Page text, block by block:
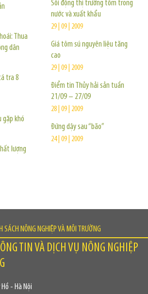
Thua
dân
tra 8
gặp khó
lượng
Sôi động thị trường tôm trong
nước và xuất khẩu
29 | 09 | 2009
Giá tôm sú nguyên liệu tăng
cao
29 | 09 | 2009
Điểm tin Thủy hải sản tuần
21/09 – 27/09
28 | 09 | 2009
Đứng dậy sau “bão”
24 | 09 | 2009
SÁCH NÔNG NGHIỆP VÀ MÔI TRƯỜNG
TIN VÀ DỊCH VỤ NÔNG NGHIỆP
- Hà Nội